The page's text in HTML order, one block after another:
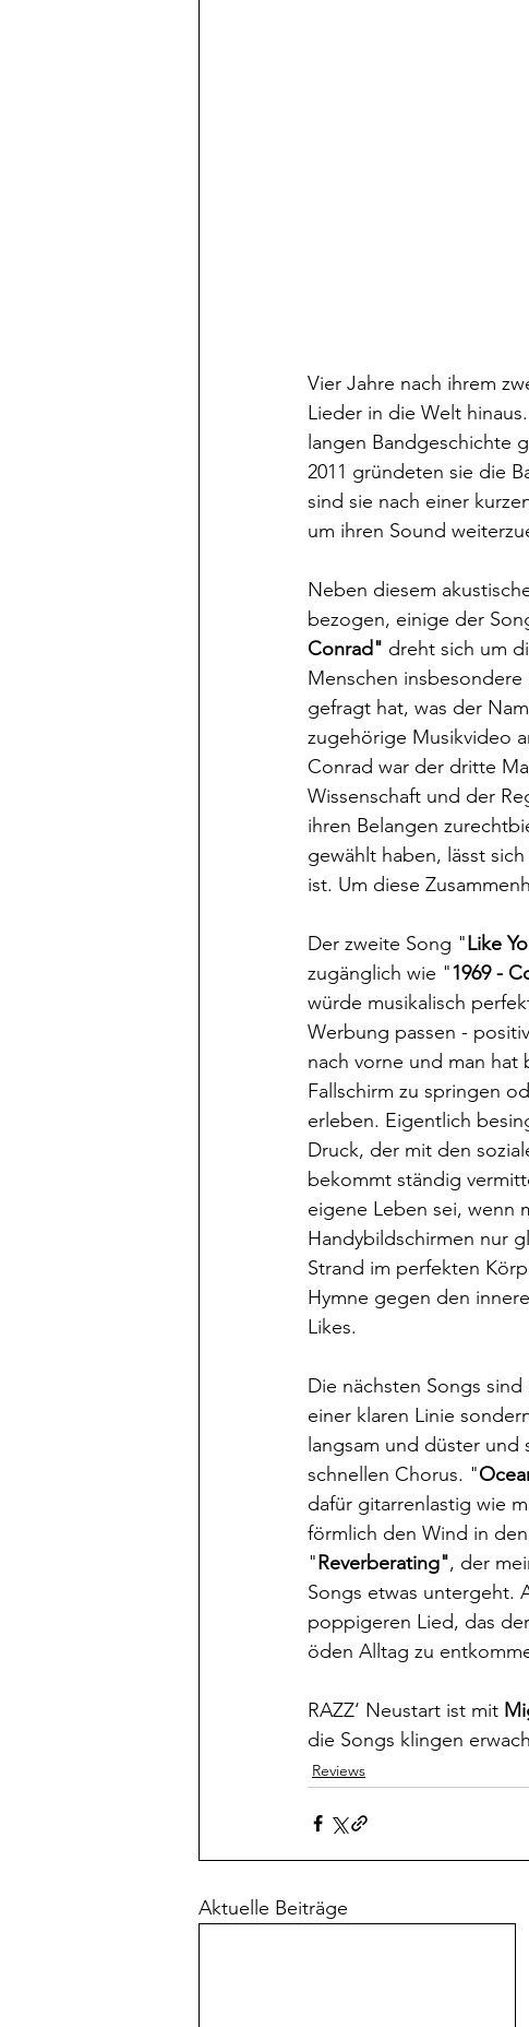
Vier Jahre nach ihrem
Lieder in die Welt
langen Bandgeschichte
2011 gründeten sie die
sind sie nach einer
um ihren Sound
Neben diesem
bezogen, einige der
Conrad" dreht sich um
Menschen
gefragt hat, was der
zugehörige Musikvideo
Conrad war der dritte
Wissenschaft und der
ihren Belangen
gewählt haben, lässt
ist. Um diese
Der zweite Song "Like
zugänglich wie "1969 -
würde musikalisch
Werbung passen -
nach vorne und man
Fallschirm zu springen
erleben. Eigentlich
Druck, der mit den
bekommt ständig
eigene Leben sei, wenn
Handybildschirmen nur
Strand im perfekten
Hymne gegen den
Likes.
Die nächsten Songs
einer klaren Linie
langsam und düster
schnellen Chorus. "
dafür gitarrenlastig wie
förmlich den Wind in
"Reverberating", der
Songs etwas untergeht.
poppigeren Lied, das
öden Alltag zu
RAZZ‘ Neustart ist mit
die Songs klingen
Reviews
Aktuelle Beiträge